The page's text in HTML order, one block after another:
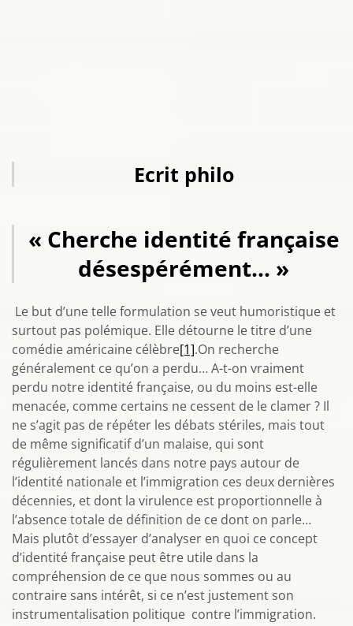
Ecrit philo
« Cherche identité française
désespérément… »
Le but d’une telle formulation se veut humoristique et
surtout pas polémique. Elle détourne le titre d’une
comédie américaine célèbre[1].On recherche
généralement ce qu’on a perdu… A-t-on vraiment
perdu notre identité française, ou du moins est-elle
menacée, comme certains ne cessent de le clamer ? Il
ne s’agit pas de répéter les débats stériles, mais tout
de même significatif d’un malaise, qui sont
régulièrement lancés dans notre pays autour de
l’identité nationale et l’immigration ces deux dernières
décennies, et dont la virulence est proportionnelle à
l’absence totale de définition de ce dont on parle…
Mais plutôt d’essayer d’analyser en quoi ce concept
d’identité française peut être utile dans la
compréhension de ce que nous sommes ou au
contraire sans intérêt, si ce n’est justement son
instrumentalisation politique contre l’immigration.